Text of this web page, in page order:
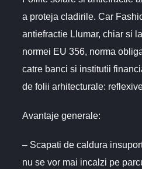
a proteja cladirile. Car
antiefractie Llumar, chiar si
normei EU 356, norma
catre banci si institutii
de folii arhitecturale:
Avantaje generale:
– Scapati de caldura
nu se vor mai incalzi pe